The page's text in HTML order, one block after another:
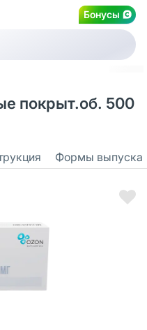
Бонусы
покрыт.об. 500
Формы выпуска